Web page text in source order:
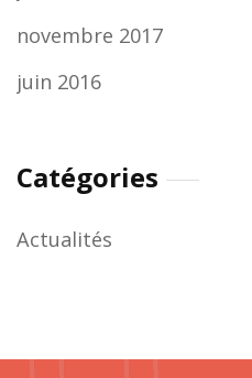
novembre 2017
juin 2016
Catégories
Actualités